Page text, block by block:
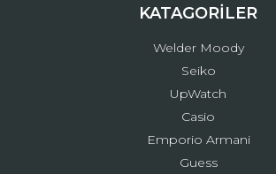
KATAGORİLER
Welder Moody
Seiko
UpWatch
Casio
Emporio Armani
Guess